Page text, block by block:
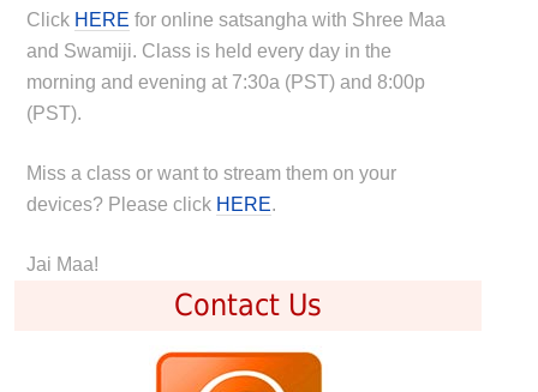
Click HERE for online satsangha with Shree Maa
and Swamiji. Class is held every day in the
morning and evening at 7:30a (PST) and 8:00p
(PST).
Miss a class or want to stream them on your
devices? Please click HERE.
Jai Maa!
Contact Us